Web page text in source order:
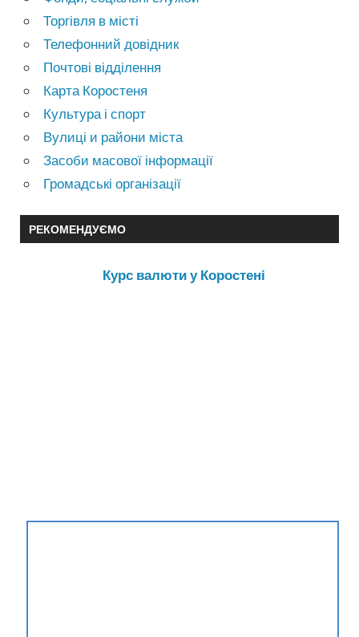
Торгівля в місті
Телефонний довідник
Почтові відділення
Карта Коростеня
Культура і спорт
Вулиці и райони міста
Засоби масової інформації
Громадські організації
РЕКОМЕНДУЄМО
Курс валюти у Коростені